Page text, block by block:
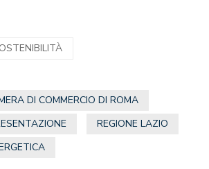
DI COMMERCIO DI ROMA
REGIONE LAZIO